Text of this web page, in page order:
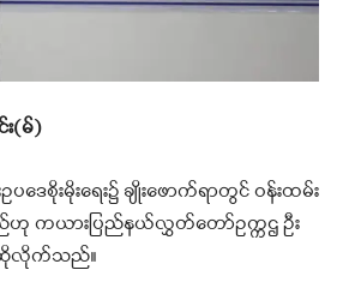
း(မ်)
ေစိုးမိုးရေး၌ ချိုးဖောက်ရာတွင် ဝန်းထမ်း
သည်ဟု ကယားပြည်နယ်လွှတ်တော်ဥက္ကဌ ဦး
ဆိုလိုက်သည်။